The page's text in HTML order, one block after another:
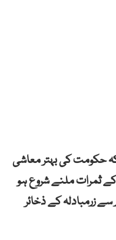
حکومت کی بہتر معاشی
ثمرات ملنے شروع ہو
سے زرمبادلہ کے ذخائر